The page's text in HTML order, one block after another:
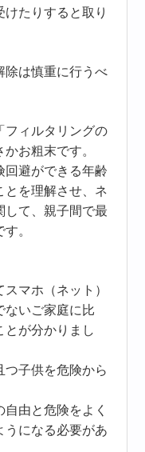
たりすると取り
除は慎重に行うべ
フィルタリングの
お粗末です。
回避ができる年齢
とを理解させ、ネ
して、親子間で最
。
マホ（ネット）
ないご家庭に比
とが分かりまし
つ子供を危険から
由と危険をよく
うになる必要があ